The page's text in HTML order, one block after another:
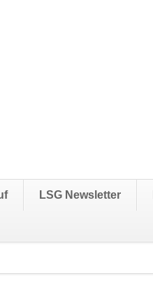
LSG Newsletter
überspringen